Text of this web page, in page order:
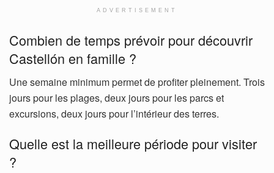
ADVERTISEMENT
Combien de temps prévoir pour découvrir
Castellón en famille ?
Une semaine minimum permet de profiter pleinement. Trois
jours pour les plages, deux jours pour les parcs et
excursions, deux jours pour l’intérieur des terres.
Quelle est la meilleure période pour visiter
?